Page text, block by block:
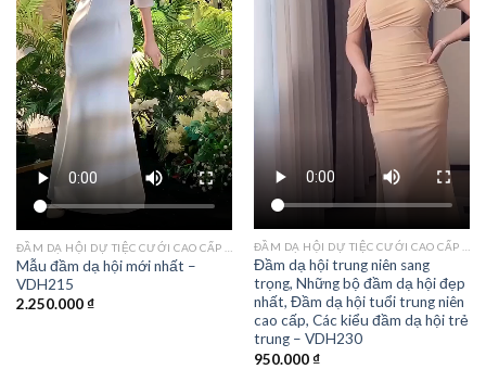
Mẫu đầm dạ hội mới nhất –
VDH215
2.250.000₫
ĐẦM DẠ HỘI DỰ TIỆC CƯỚI CAO CẤP TPHCM
Đầm dạ hội trung niên sang
trọng, Những bộ đầm dạ hội đẹp
nhất, Đầm dạ hội tuổi trung niên
cao cấp, Các kiểu đầm dạ hội trẻ
trung – VDH230
950.000₫